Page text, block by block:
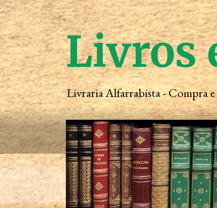
Livros
Livraria Alfarrabista - Compra